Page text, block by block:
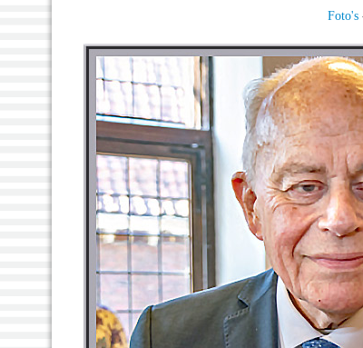
Foto's